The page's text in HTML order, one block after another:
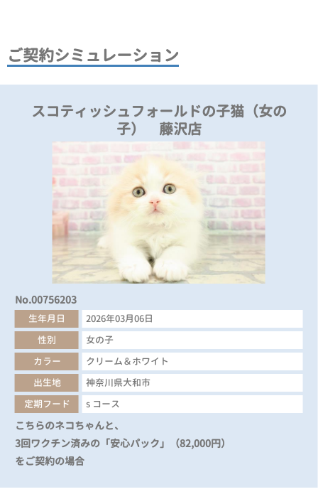
ご契約シミュレーション
スコティッシュフォールドの子猫（女の
子） 藤沢店
No.00756203
生年月日
2026年03月06日
性別
女の子
カラー
クリーム＆ホワイト
出生地
神奈川県大和市
定期フード
s コース
こちらのネコちゃんと、
3回ワクチン済みの「安心パック」（82,000円）
をご契約の場合